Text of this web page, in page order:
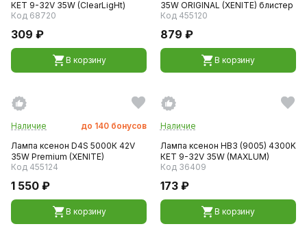
КЕТ 9-32V 35W (ClearLigНt)
Код 68720
309 ₽
В корзину
35W ORIGINAL (XENITE) блистер
Код 455120
879 ₽
В корзину
Наличие до 140 бонусов
Лампа ксенон D4S 5000К 42V
35W Premium (XENITE)
Код 455124
1 550 ₽
В корзину
Наличие
Лампа ксенон HB3 (9005) 4300K
КЕТ 9-32V 35W (MAXLUM)
Код 36409
173 ₽
В корзину